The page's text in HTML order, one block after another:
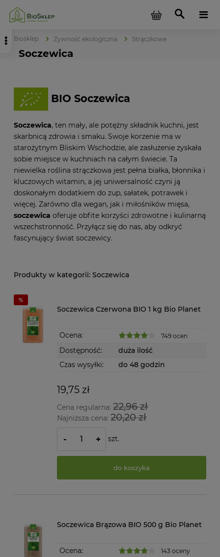
Biosklep Żywność ekologiczna Strączkowe
Soczewica
BIO Soczewica
Soczewica, ten mały, ale potężny składnik kuchni, jest
skarbnicą zdrowia i smaku. Swoje korzenie ma w
starożytnym Bliskim Wschodzie, ale zasłużenie zyskała
sobie miejsce w kuchniach na całym świecie. Ta
niewielka roślina strączkowa jest pełna białka, błonnika i
kluczowych witamin, a jej uniwersalność czyni ją
doskonałym dodatkiem do zup, sałatek, potrawek i
więcej. Zarówno dla wegan, jak i miłośników mięsa,
soczewica oferuje obfite korzyści zdrowotne i kulinarną
wszechstronność. Przyłącz się do nas, aby odkryć
fascynujący świat soczewicy.
Soczewica
Soczewica Czerwona BIO 1 kg Bio Planet
Ocena: 749 ocen
Dostępność:
duża ilość
Czas wysyłki:
do 48 godzin
19,75 zł
Cena regularna:22,96 zł
Najniższa cena:20,20 zł
- + szt.
do koszyka
Soczewica Brązowa BIO 500 g Bio Planet
Ocena: 143 oceny